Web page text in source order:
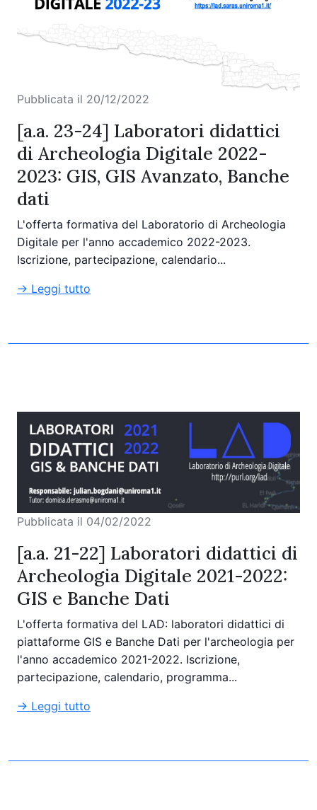
Pubblicata il 20/12/2022
[a.a. 23-24] Laboratori didattici
di Archeologia Digitale 2022-
2023: GIS, GIS Avanzato, Banche
dati
L'offerta formativa del Laboratorio di Archeologia
Digitale per l'anno accademico 2022-2023.
Iscrizione, partecipazione, calendario...
→ Leggi tutto
Pubblicata il 04/02/2022
[a.a. 21-22] Laboratori didattici di
Archeologia Digitale 2021-2022:
GIS e Banche Dati
L'offerta formativa del LAD: laboratori didattici di
piattaforme GIS e Banche Dati per l'archeologia per
l'anno accademico 2021-2022. Iscrizione,
partecipazione, calendario, programma...
→ Leggi tutto